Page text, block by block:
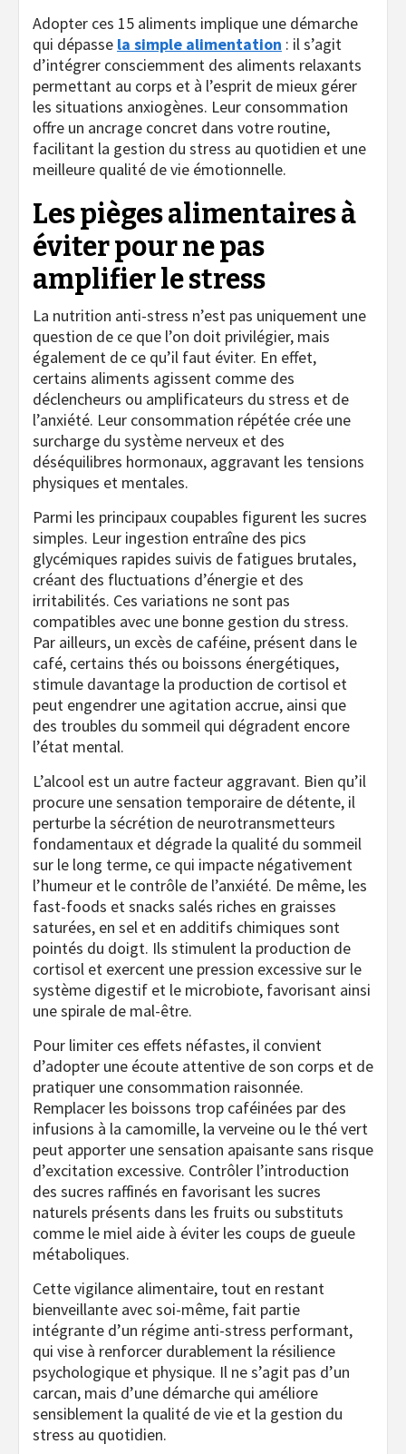
Adopter ces 15 aliments implique une démarche
qui dépasse la simple alimentation : il s’agit
d’intégrer consciemment des aliments relaxants
permettant au corps et à l’esprit de mieux gérer
les situations anxiogènes. Leur consommation
offre un ancrage concret dans votre routine,
facilitant la gestion du stress au quotidien et une
meilleure qualité de vie émotionnelle.
Les pièges alimentaires à
éviter pour ne pas
amplifier le stress
La nutrition anti-stress n’est pas uniquement une
question de ce que l’on doit privilégier, mais
également de ce qu’il faut éviter. En effet,
certains aliments agissent comme des
déclencheurs ou amplificateurs du stress et de
l’anxiété. Leur consommation répétée crée une
surcharge du système nerveux et des
déséquilibres hormonaux, aggravant les tensions
physiques et mentales.
Parmi les principaux coupables figurent les sucres
simples. Leur ingestion entraîne des pics
glycémiques rapides suivis de fatigues brutales,
créant des fluctuations d’énergie et des
irritabilités. Ces variations ne sont pas
compatibles avec une bonne gestion du stress.
Par ailleurs, un excès de caféine, présent dans le
café, certains thés ou boissons énergétiques,
stimule davantage la production de cortisol et
peut engendrer une agitation accrue, ainsi que
des troubles du sommeil qui dégradent encore
l’état mental.
L’alcool est un autre facteur aggravant. Bien qu’il
procure une sensation temporaire de détente, il
perturbe la sécrétion de neurotransmetteurs
fondamentaux et dégrade la qualité du sommeil
sur le long terme, ce qui impacte négativement
l’humeur et le contrôle de l’anxiété. De même, les
fast-foods et snacks salés riches en graisses
saturées, en sel et en additifs chimiques sont
pointés du doigt. Ils stimulent la production de
cortisol et exercent une pression excessive sur le
système digestif et le microbiote, favorisant ainsi
une spirale de mal-être.
Pour limiter ces effets néfastes, il convient
d’adopter une écoute attentive de son corps et de
pratiquer une consommation raisonnée.
Remplacer les boissons trop caféinées par des
infusions à la camomille, la verveine ou le thé vert
peut apporter une sensation apaisante sans risque
d’excitation excessive. Contrôler l’introduction
des sucres raffinés en favorisant les sucres
naturels présents dans les fruits ou substituts
comme le miel aide à éviter les coups de gueule
métaboliques.
Cette vigilance alimentaire, tout en restant
bienveillante avec soi-même, fait partie
intégrante d’un régime anti-stress performant,
qui vise à renforcer durablement la résilience
psychologique et physique. Il ne s’agit pas d’un
carcan, mais d’une démarche qui améliore
sensiblement la qualité de vie et la gestion du
stress au quotidien.